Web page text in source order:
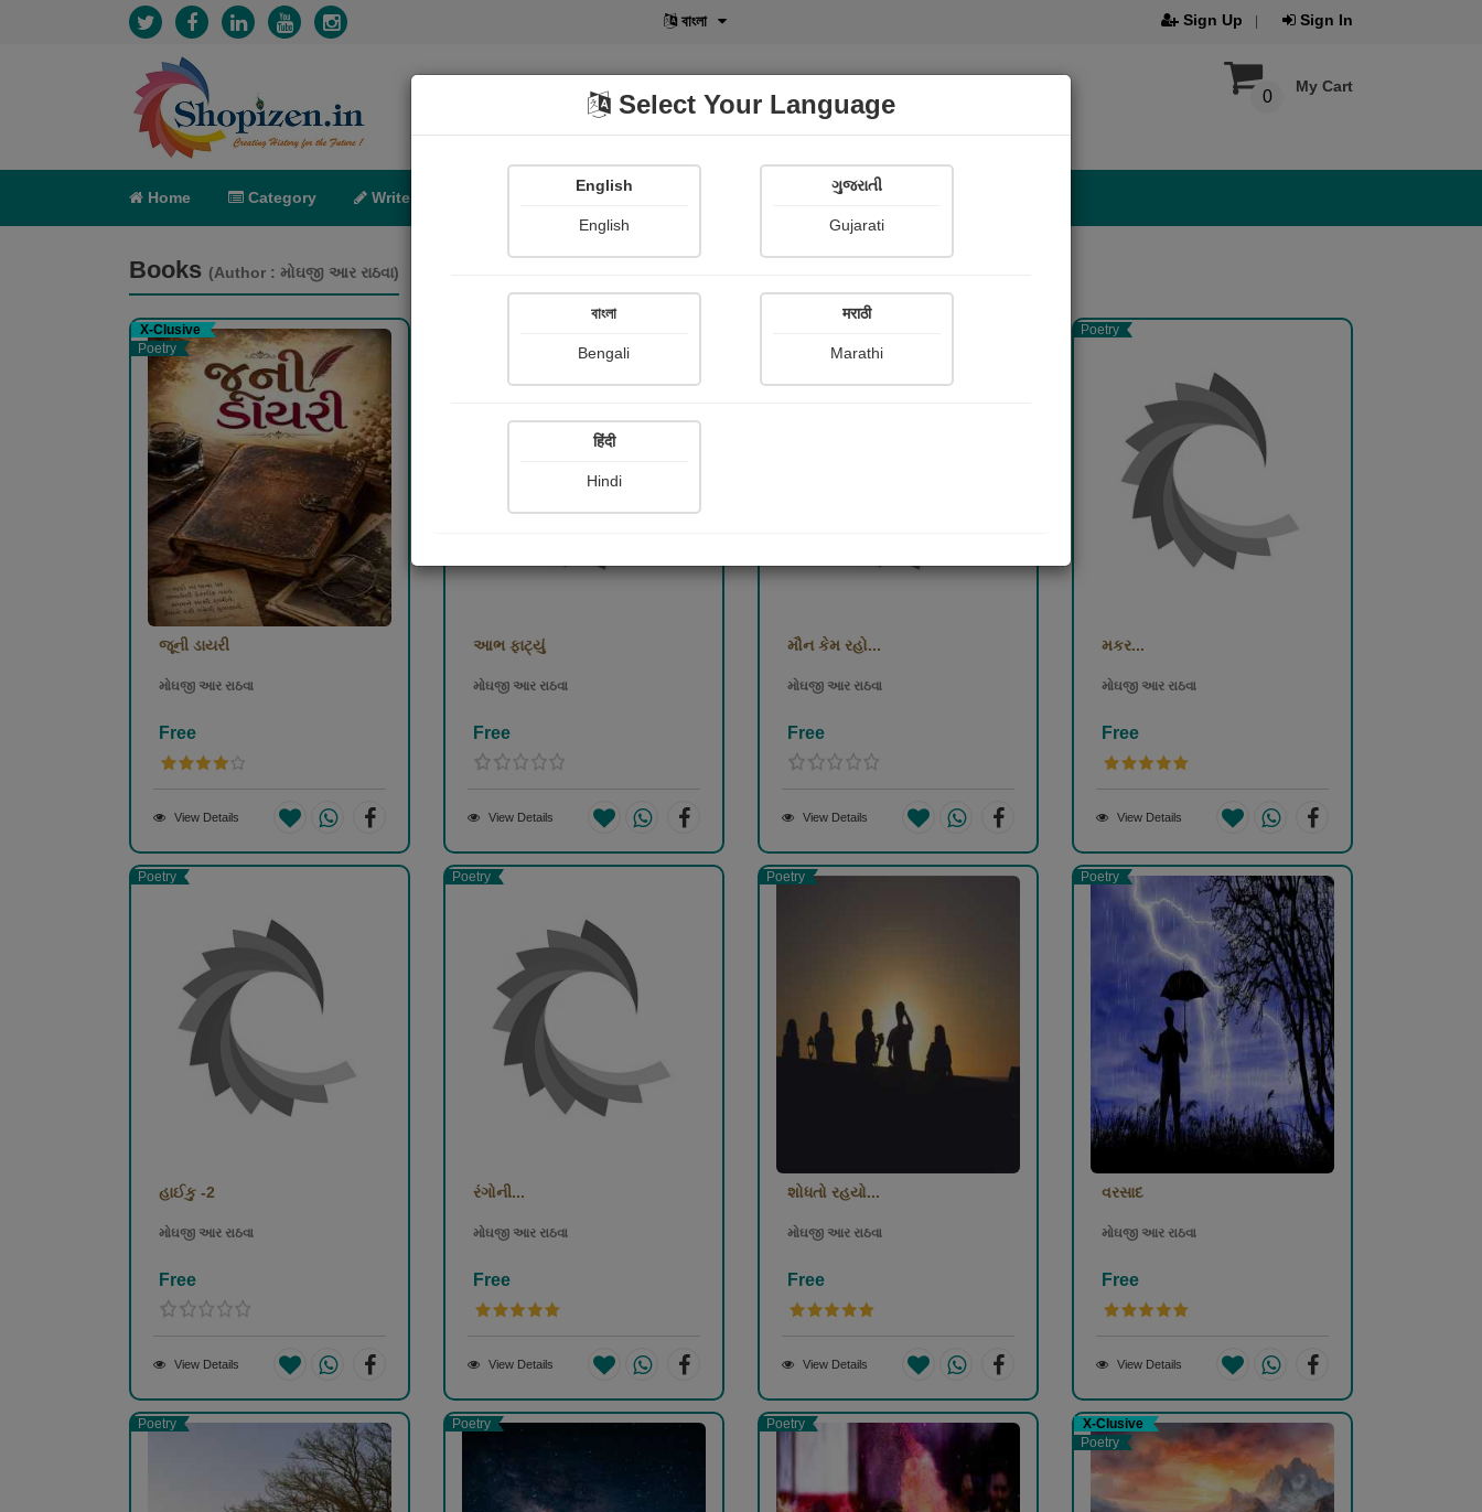
मराठी Sign Up Sign In
My Cart
0
Home Category Write POD Shopi Gallery
Books (Author : મોઘજી આર રાઠવા)
X-Clusive
Poetry
જૂની ડાયરી
મોઘજી આર રાઠવા
Free
View Details
આભ ફાટ્યું
મોઘજી આર રાઠવા
Free
View Details
મૌન કેમ રહો...
મોઘજી આર રાઠવા
Free
View Details
Poetry
મકર...
મોઘજી આર રાઠવા
Free
View Details
Poetry
હાઈકુ -2
મોઘજી આર રાઠવા
Free
View Details
Poetry
રંગોની...
મોઘજી આર રાઠવા
Free
View Details
Poetry
શોધતો રહયો...
મોઘજી આર રાઠવા
Free
View Details
Poetry
વરસાદ
મોઘજી આર રાઠવા
Free
View Details
Poetry Poetry Poetry
X-Clusive
Poetry
Select Your Language
English
English
ગુજરાતી
Gujarati
বাংলা
Bengali
मराठी
Marathi
हिंदी
Hindi